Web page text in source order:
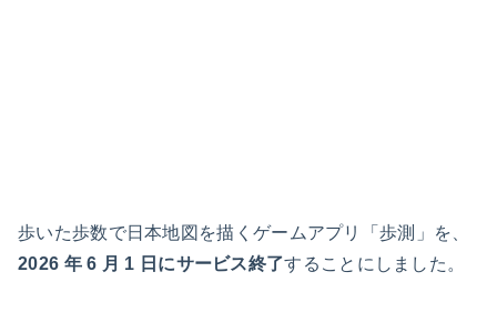
歩いた歩数で日本地図を描くゲームアプリ「歩測」を、
2026 年 6 月 1 日にサービス終了することにしました。